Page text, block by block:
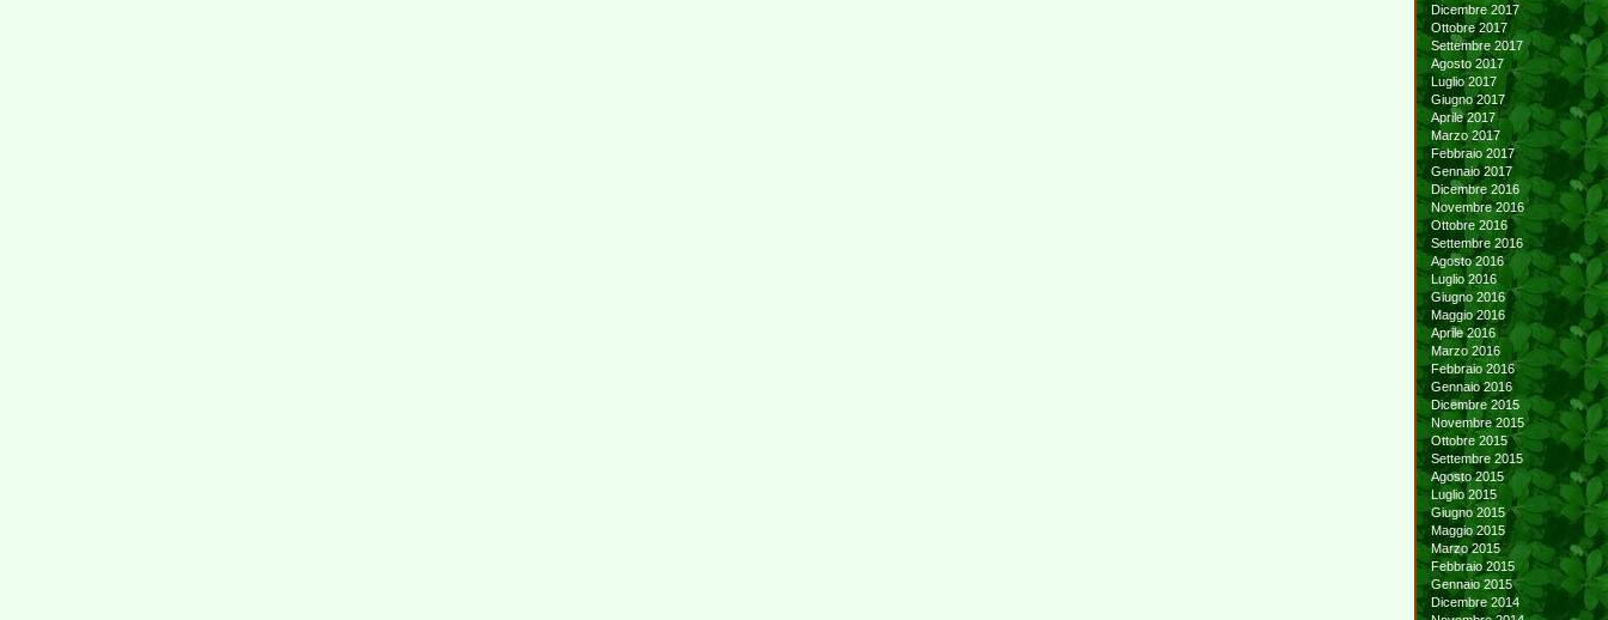
Dicembre 2017
Ottobre 2017
Settembre 2017
Agosto 2017
Luglio 2017
Giugno 2017
Aprile 2017
Marzo 2017
Febbraio 2017
Gennaio 2017
Dicembre 2016
Novembre 2016
Ottobre 2016
Settembre 2016
Agosto 2016
Luglio 2016
Giugno 2016
Maggio 2016
Aprile 2016
Marzo 2016
Febbraio 2016
Gennaio 2016
Dicembre 2015
Novembre 2015
Ottobre 2015
Settembre 2015
Agosto 2015
Luglio 2015
Giugno 2015
Maggio 2015
Marzo 2015
Febbraio 2015
Gennaio 2015
Dicembre 2014